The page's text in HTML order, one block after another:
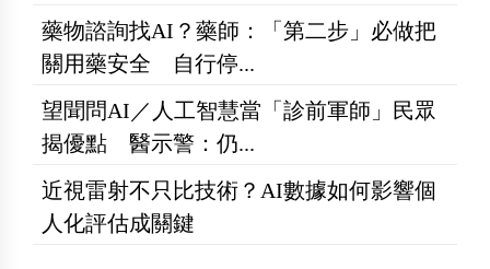
藥物諮詢找AI？藥師：「第二步」必做把
關用藥安全 自行停...
望聞問AI／人工智慧當「診前軍師」民眾
揭優點 醫示警：仍...
近視雷射不只比技術？AI數據如何影響個
人化評估成關鍵